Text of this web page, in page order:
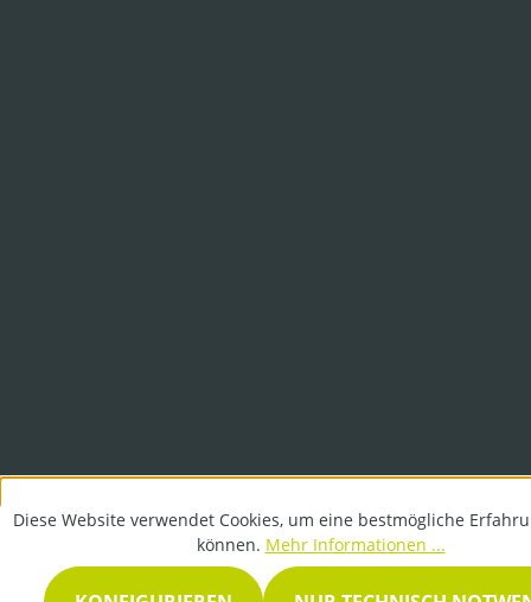
Diese Website verwendet Cookies, um eine bestmögliche
können. Mehr Informationen ...